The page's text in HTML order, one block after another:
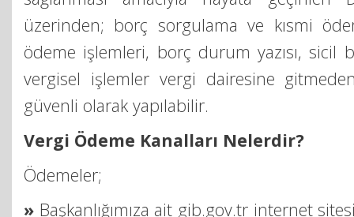
üzerinden; borç sorgulama ve kısmi
ödeme işlemleri, borç durum yazısı, sicil
vergisel işlemler vergi dairesine
güvenli olarak yapılabilir.
Vergi Ödeme Kanalları Nelerdir?
Ödemeler;
» Başkanlığımıza ait gib.gov.tr internet